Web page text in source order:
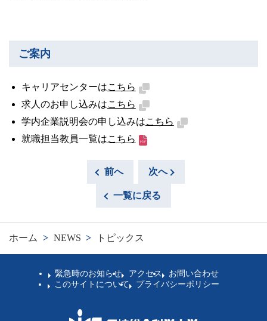
ご案内
キャリアセンターはこちら
求人のお申し込みはこちら
学内企業説明会の申し込みはこちら
就職担当教員一覧はこちら
前へ 次へ
一覧に戻る
ホーム > NEWS > トピックス
緊急時のお知らせ アクセス
お問い合わせ
このサイトについて
プライバシーポリシー